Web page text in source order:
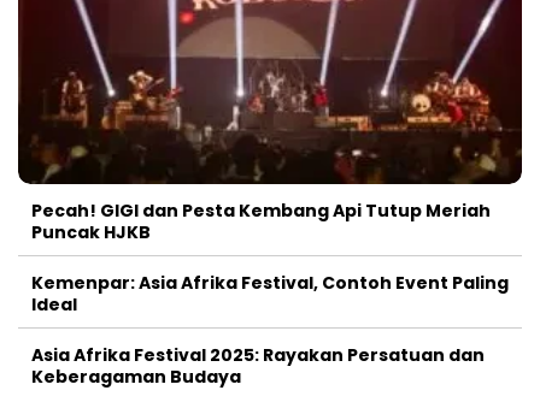
Pecah! GIGI dan Pesta Kembang Api Tutup Meriah
Puncak HJKB
Kemenpar: Asia Afrika Festival, Contoh Event Paling
Ideal
Asia Afrika Festival 2025: Rayakan Persatuan dan
Keberagaman Budaya